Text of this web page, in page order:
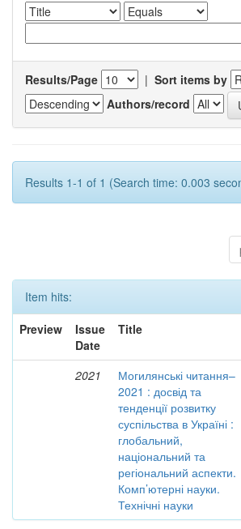
Results/Page | Sort items by
Authors/record
Results 1-1 of 1 (Search time: 0.003
Item hits:
Preview
Issue
Date
Title
2021
Могилянські читання–
2021 : досвід та
тенденції розвитку
суспільства в Україні :
глобальний,
національний та
регіональний аспекти.
Комп’ютерні науки.
Технічні науки